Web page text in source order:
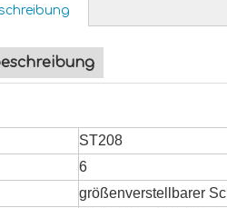
ST208
6
größenverstellbarer